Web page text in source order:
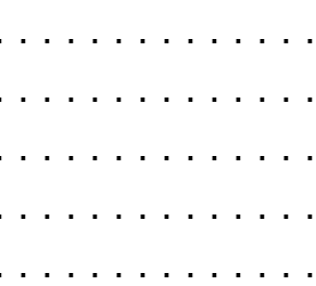
. . . . . . . . . . . .
. . . . . . . . . . . .
. . . . . . . . . . . .
. . . . . . . . . . . .
. . . . . . . . . . . .